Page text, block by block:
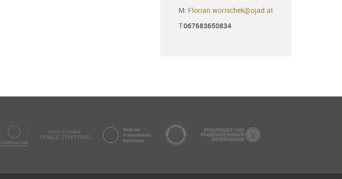
M: Florian.worischek@ojad.at
T:067683650834